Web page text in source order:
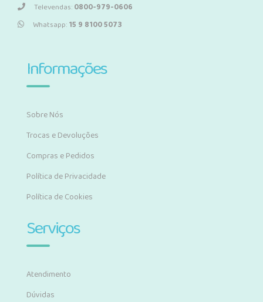
Televendas:0800-979-0606
Whatsapp:15 9 8100 5073
Informações
Sobre Nós
Trocas e Devoluções
Compras e Pedidos
Política de Privacidade
Política de Cookies
Serviços
Atendimento
Dúvidas